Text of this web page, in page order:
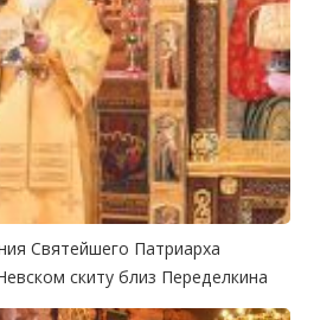
Святейшего Патриарха
скиту близ Переделкина